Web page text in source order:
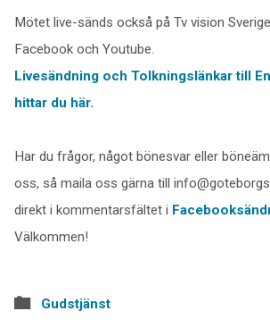
Mötet live-sänds också på Tv vision
Facebook och Youtube.
Livesändning och Tolkningslänkar till
hittar du här.
Har du frågor, något bönesvar eller
oss, så maila oss gärna till
direkt i kommentarsfältet i
Välkommen!
Gudstjänst